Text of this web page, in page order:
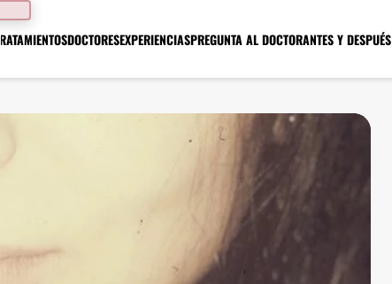
TRATAMIENTOSDOCTORESEXPERIENCIASPREGUNTA AL DOCTORANTES Y DESPUÉS